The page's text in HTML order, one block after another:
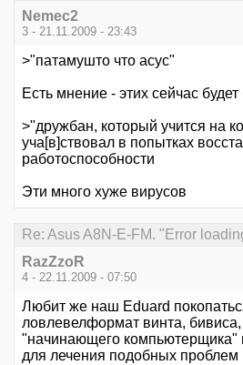
Nemec2
3 - 21.11.2009 - 23:43
>"патамушто что асус"
Есть мнение - этих сейчас будет
>"дружбан, который учится на
уча[в]ствовал в попытках
работоспособности
Эти много хуже вирусов
Re: Asus A8N-E-FM. "Error
RazZzoR
4 - 22.11.2009 - 07:50
Любит же наш Eduard
ловлевелформат винта, бивиса,
"начинающего компьютерщика"
для лечения подобных проблем